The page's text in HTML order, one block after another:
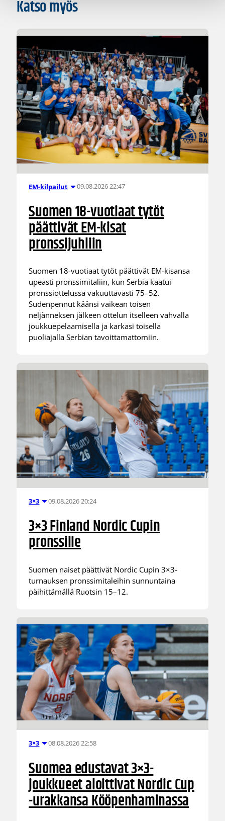
Katso myös
EM-kilpailut 09.08.2026 22:47
Suomen 18-vuotiaat tytöt
päättivät EM-kisat
pronssijuhliin
Suomen 18-vuotiaat tytöt päättivät EM-kisansa
upeasti pronssimitaliin, kun Serbia kaatui
pronssiottelussa vakuuttavasti 75–52.
Sudenpennut käänsi vaikean toisen
neljänneksen jälkeen ottelun itselleen vahvalla
joukkuepelaamisella ja karkasi toisella
puoliajalla Serbian tavoittamattomiin.
3×3 09.08.2026 20:24
3×3 Finland Nordic Cupin
pronssille
Suomen naiset päättivät Nordic Cupin 3×3-
turnauksen pronssimitaleihin sunnuntaina
päihittämällä Ruotsin 15–12.
3×3 08.08.2026 22:58
Suomea edustavat 3×3-
joukkueet aloittivat Nordic Cup
-urakkansa Kööpenhaminassa